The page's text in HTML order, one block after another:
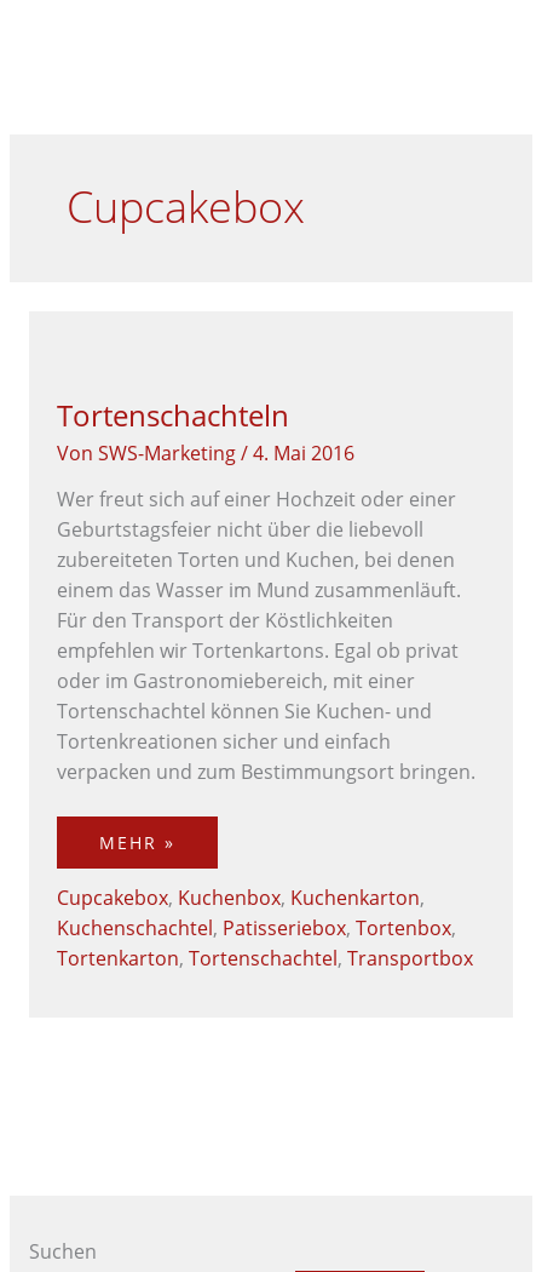
Cupcakebox
Tortenschachteln
VonSWS-Marketing/4. Mai 2016
Wer freut sich auf einer Hochzeit oder einer
Geburtstagsfeier nicht über die liebevoll
zubereiteten Torten und Kuchen, bei denen
einem das Wasser im Mund zusammenläuft.
Für den Transport der Köstlichkeiten
empfehlen wir Tortenkartons. Egal ob privat
oder im Gastronomiebereich, mit einer
Tortenschachtel können Sie Kuchen- und
Tortenkreationen sicher und einfach
verpacken und zum Bestimmungsort bringen.
MEHR »
Cupcakebox, Kuchenbox, Kuchenkarton,
Kuchenschachtel, Patisseriebox,Tortenbox,
Tortenkarton,Tortenschachtel,Transportbox
Suchen